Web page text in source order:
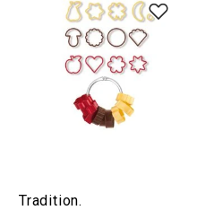
Tradition.